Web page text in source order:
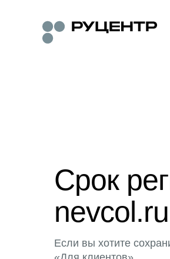
Срок
Если вы хотите